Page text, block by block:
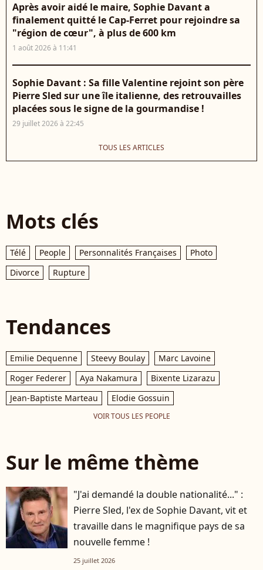
Après avoir aidé le maire, Sophie Davant a
finalement quitté le Cap-Ferret pour rejoindre sa
"région de cœur", à plus de 600 km
1 août 2026 à 11:41
Sophie Davant : Sa fille Valentine rejoint son père
Pierre Sled sur une île italienne, des retrouvailles
placées sous le signe de la gourmandise !
29 juillet 2026 à 22:45
TOUS LES ARTICLES
Mots clés
Télé People Personnalités Françaises
Photo
Divorce
Rupture
Tendances
Emilie Dequenne Steevy Boulay
Marc Lavoine
Roger Federer
Aya Nakamura
Bixente Lizarazu
Jean-Baptiste Marteau
Elodie Gossuin
VOIR TOUS LES PEOPLE
Sur le même thème
"J'ai demandé la double nationalité..." :
Pierre Sled, l'ex de Sophie Davant, vit et
travaille dans le magnifique pays de sa
nouvelle femme !
25 juillet 2026